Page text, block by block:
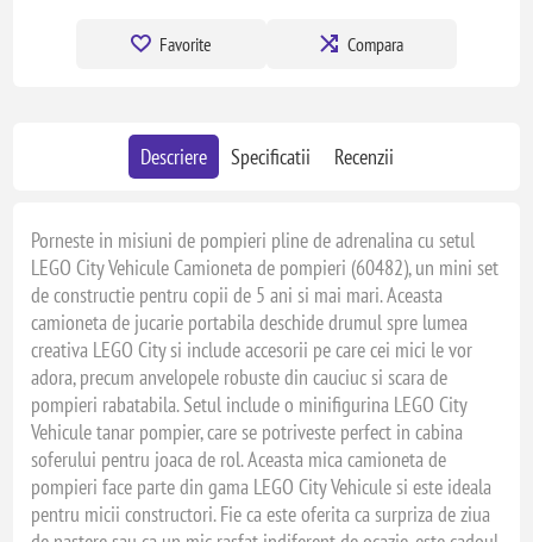
Favorite Compara
Descriere Specificatii Recenzii
Porneste in misiuni de pompieri pline de adrenalina cu setul
LEGO City Vehicule Camioneta de pompieri (60482), un mini set
de constructie pentru copii de 5 ani si mai mari. Aceasta
camioneta de jucarie portabila deschide drumul spre lumea
creativa LEGO City si include accesorii pe care cei mici le vor
adora, precum anvelopele robuste din cauciuc si scara de
pompieri rabatabila. Setul include o minifigurina LEGO City
Vehicule tanar pompier, care se potriveste perfect in cabina
soferului pentru joaca de rol. Aceasta mica camioneta de
pompieri face parte din gama LEGO City Vehicule si este ideala
pentru micii constructori. Fie ca este oferita ca surpriza de ziua